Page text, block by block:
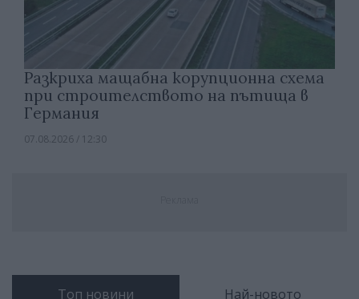
Разкриха мащабна корупционна схема
при строителството на пътища в
Германия
07.08.2026 / 12:30
Топ новини Най-новото